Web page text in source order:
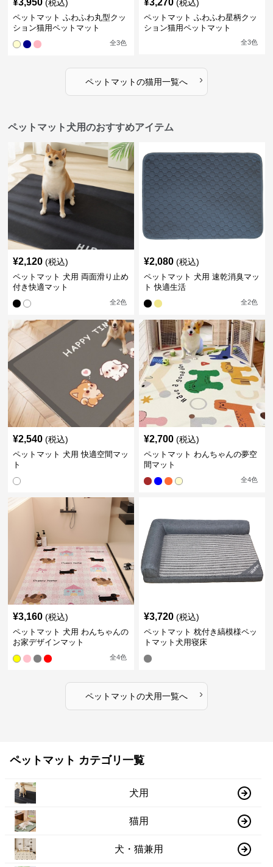
¥3,950 (税込)
ペットマット ふわふわ丸型クッ
ション猫用ペットマット
全3色
¥3,270 (税込)
ペットマット ふわふわ星柄クッ
ション猫用ペットマット
全3色
ペットマットの猫用一覧へ ›
ペットマット犬用のおすすめアイテム
¥2,120 (税込)
ペットマット 犬用 両面滑り止め
付き快適マット
全2色
¥2,080 (税込)
ペットマット 犬用 速乾消臭マッ
ト 快適生活
全2色
¥2,540 (税込)
ペットマット 犬用 快適空間マッ
ト
¥2,700 (税込)
ペットマット わんちゃんの夢空
間マット
全4色
¥3,160 (税込)
ペットマット 犬用 わんちゃんの
お家デザインマット
全4色
¥3,720 (税込)
ペットマット 枕付き縞模様ペッ
トマット犬用寝床
ペットマットの犬用一覧へ ›
ペットマット カテゴリ一覧
犬用
猫用
犬・猫兼用